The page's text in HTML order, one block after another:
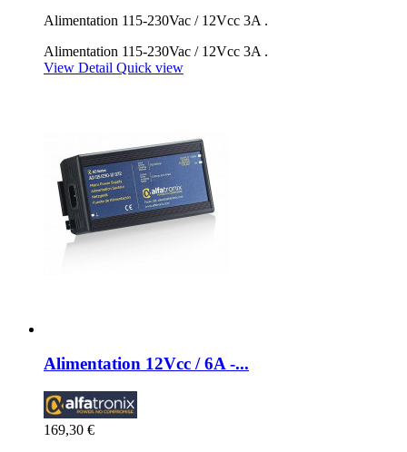
Alimentation 115-230Vac / 12Vcc 3A .
Alimentation 115-230Vac / 12Vcc 3A .
View Detail Quick view
Alimentation 12Vcc / 6A -...
169,30 €